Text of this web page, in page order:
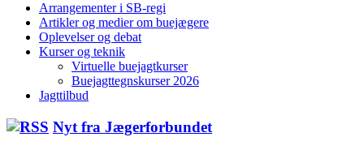
Arrangementer i SB-regi
Artikler og medier om buejægere
Oplevelser og debat
Kurser og teknik
Virtuelle buejagtkurser
Buejagttegnskurser 2026
Jagttilbud
Nyt fra Jægerforbundet